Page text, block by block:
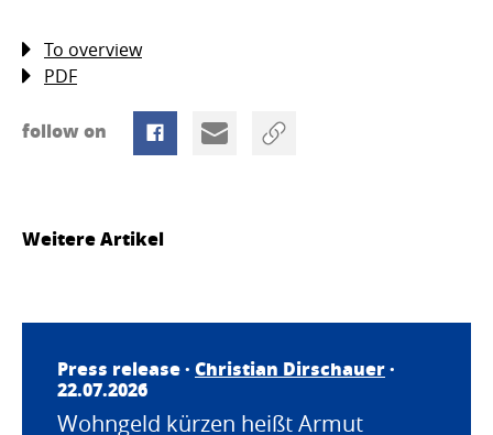
To overview
PDF
follow on
Weitere Artikel
Press release · Christian Dirschauer·
22.07.2026
Wohngeld kürzen heißt Armut